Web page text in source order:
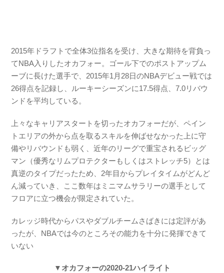
2015年ドラフトで全体3位指名を受け、大きな期待を背負っ
てNBA入りしたオカフォー。ゴール下でのポストアップム
ーブに長けた選手で、2015年1月28日のNBAデビュー戦では
26得点を記録し、ルーキーシーズンに17.5得点、7.0リバウ
ンドを平均している。
上々なキャリアスタートを切ったオカフォーだが、ペイン
トエリアの外から点を取るスキルを伸ばせなかった上に守
備やリバウンドも弱く、近年のリーグで重宝されるビッグ
マン（優秀なリムプロテクターもしくはストレッチ5）とは
真逆のタイプだったため、2年目からプレイタイムがどんど
ん減っていき、ここ数年はミニマムサラリーの選手として
フロアに立つ機会が限定されていた。
カレッジ時代からパスやダブルチームさばきには定評があ
ったが、NBAでは今のところその能力を十分に発揮できて
いない
▼オカフォーの2020-21ハイライト